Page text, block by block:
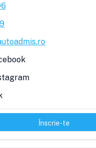
Înscrie-te